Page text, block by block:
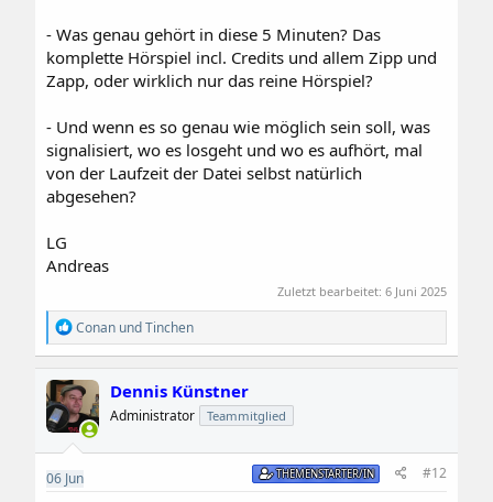
- Was genau gehört in diese 5 Minuten? Das
komplette Hörspiel incl. Credits und allem Zipp und
Zapp, oder wirklich nur das reine Hörspiel?
- Und wenn es so genau wie möglich sein soll, was
signalisiert, wo es losgeht und wo es aufhört, mal
von der Laufzeit der Datei selbst natürlich
abgesehen?
LG
Andreas
Zuletzt bearbeitet: 6 Juni 2025
R
e
a
k
t
i
o
n
n
Conan undTinchen
Dennis Künstner
Administrator Teammitglied
06 Jun THEMENSTARTER/IN #12